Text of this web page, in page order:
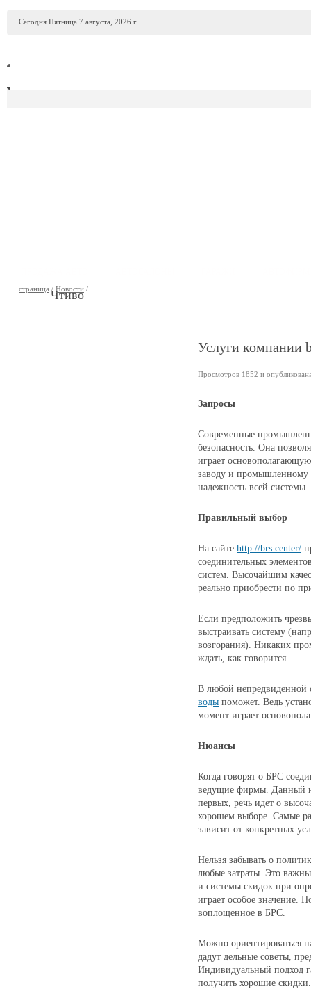
Сегодня Пятница 7 августа, 2026 г.
страница / Новости /
Чтиво
Услуги компании
Просмотров 1852 и
Запросы
Современные
безопасность. Она
играет
заводу и промышленному
надежность всей
Правильный выбор
На сайте http://brs.center/
соединительных
систем. Высочайшим
реально приобрести по
Если предположить
выстраивать систему
возгорания). Никаких
ждать, как говорится.
В любой непредвиденной
воды поможет. Ведь
момент играет
Нюансы
Когда говорят о БРС
ведущие фирмы. Данный
первых, речь идет о
хорошем выборе. Самые
зависит от конкретных
Нельзя забывать о
любые затраты. Это
и системы скидок при
играет особое значение.
воплощенное в БРС.
Можно ориентироваться
дадут дельные советы,
Индивидуальный подход
получить хорошие